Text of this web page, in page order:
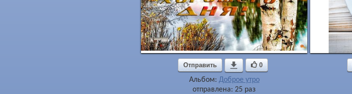
Отправить  0
Альбом: Доброе утро
отправлена: 25 раз